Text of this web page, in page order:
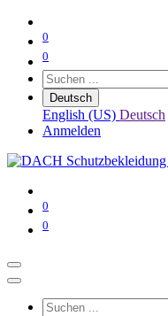
0
0
Deutsch
English (US) Deutsch
Anmelden
0
0